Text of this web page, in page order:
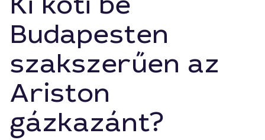
Budapesten
szakszerűen az
Ariston
gázkazánt?